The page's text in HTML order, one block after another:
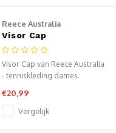
Reece Australia
Visor Cap
Visor Cap van Reece Australia
- tenniskleding dames.
Baarn.
€20,99
Vergelijk